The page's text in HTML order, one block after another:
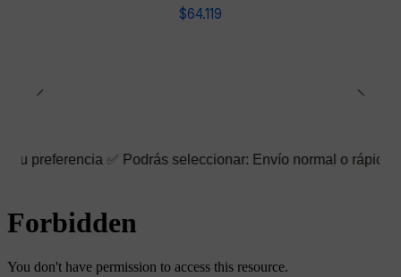
$64.119
✅ Podrás seleccionar: Envío normal o rápido ☑️